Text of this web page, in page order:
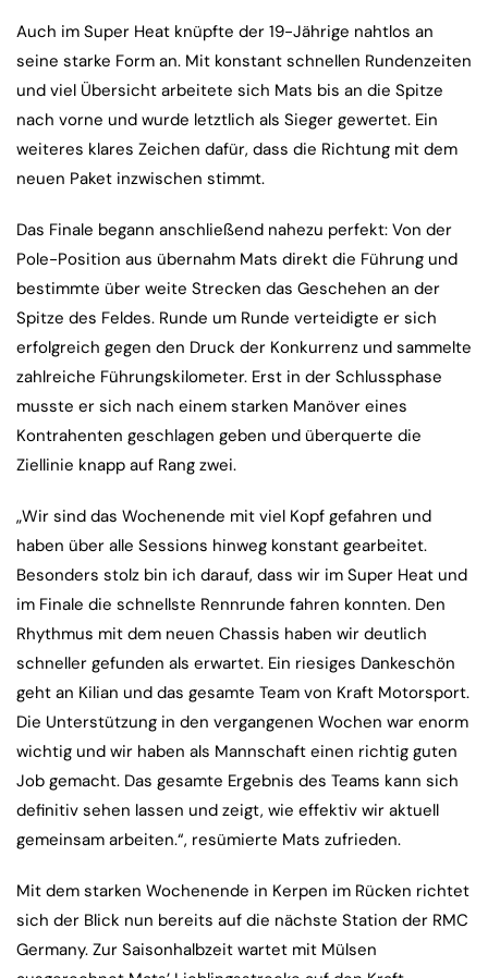
Auch im Super Heat knüpfte der 19-Jährige nahtlos an
seine starke Form an. Mit konstant schnellen Rundenzeiten
und viel Übersicht arbeitete sich Mats bis an die Spitze
nach vorne und wurde letztlich als Sieger gewertet. Ein
weiteres klares Zeichen dafür, dass die Richtung mit dem
neuen Paket inzwischen stimmt.
Das Finale begann anschließend nahezu perfekt: Von der
Pole-Position aus übernahm Mats direkt die Führung und
bestimmte über weite Strecken das Geschehen an der
Spitze des Feldes. Runde um Runde verteidigte er sich
erfolgreich gegen den Druck der Konkurrenz und sammelte
zahlreiche Führungskilometer. Erst in der Schlussphase
musste er sich nach einem starken Manöver eines
Kontrahenten geschlagen geben und überquerte die
Ziellinie knapp auf Rang zwei.
„Wir sind das Wochenende mit viel Kopf gefahren und
haben über alle Sessions hinweg konstant gearbeitet.
Besonders stolz bin ich darauf, dass wir im Super Heat und
im Finale die schnellste Rennrunde fahren konnten. Den
Rhythmus mit dem neuen Chassis haben wir deutlich
schneller gefunden als erwartet. Ein riesiges Dankeschön
geht an Kilian und das gesamte Team von Kraft Motorsport.
Die Unterstützung in den vergangenen Wochen war enorm
wichtig und wir haben als Mannschaft einen richtig guten
Job gemacht. Das gesamte Ergebnis des Teams kann sich
definitiv sehen lassen und zeigt, wie effektiv wir aktuell
gemeinsam arbeiten.“, resümierte Mats zufrieden.
Mit dem starken Wochenende in Kerpen im Rücken richtet
sich der Blick nun bereits auf die nächste Station der RMC
Germany. Zur Saisonhalbzeit wartet mit Mülsen